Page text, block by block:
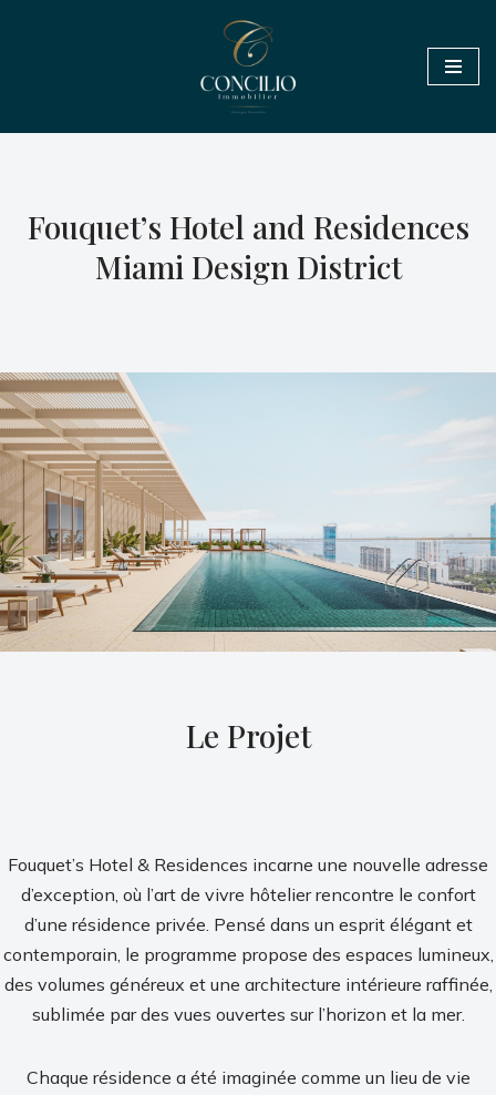
Fouquet’s Hotel and Residences
Miami Design District
Le Projet
Fouquet’s Hotel & Residences incarne une nouvelle adresse
d’exception, où l’art de vivre hôtelier rencontre le confort
d’une résidence privée. Pensé dans un esprit élégant et
contemporain, le programme propose des espaces lumineux,
des volumes généreux et une architecture intérieure raffinée,
sublimée par des vues ouvertes sur l’horizon et la mer.
Chaque résidence a été imaginée comme un lieu de vie